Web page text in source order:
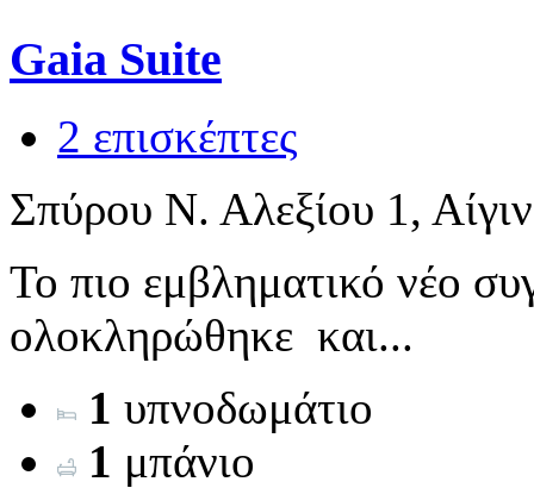
Gaia Suite
2 επισκέπτες
Σπύρου Ν. Αλεξίου 1,
Το πιο εμβληματικό νέο
ολοκληρώθηκε και...
1 υπνοδωμάτιο
1 μπάνιο